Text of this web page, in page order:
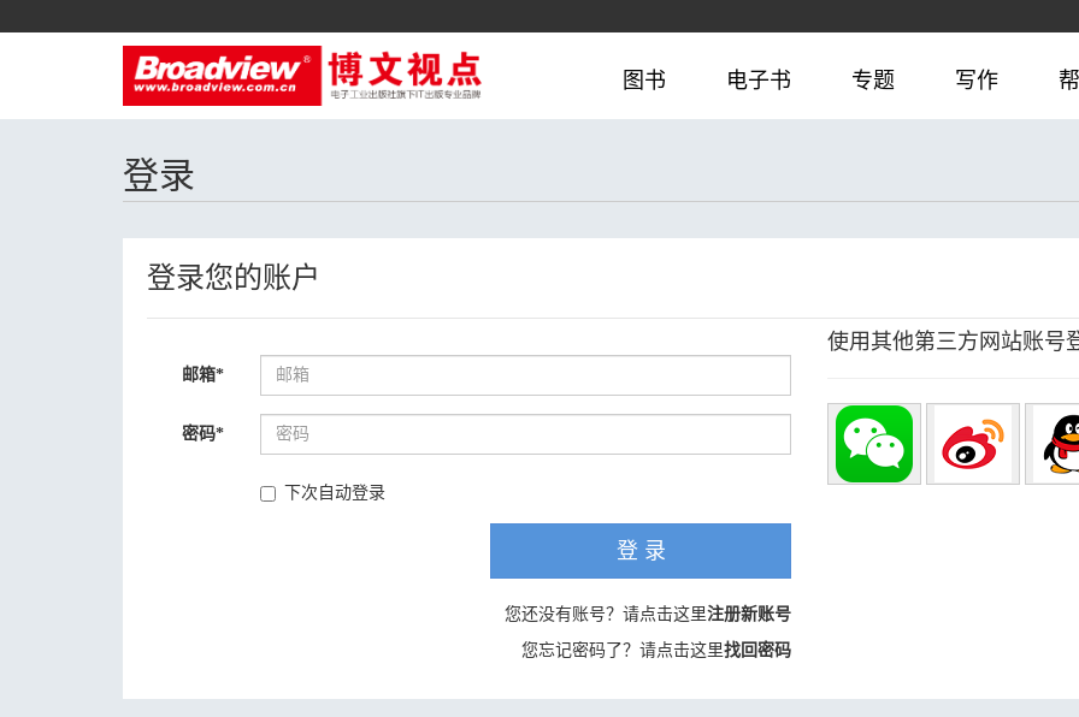
图书 电子书 专题 写作
登录
登录您的账户
邮箱*
密码*
下次自动登录
登 录
您还没有账号？请点击这里注册新账号
您忘记密码了？请点击这里找回密码
使用其他第三方网站账号